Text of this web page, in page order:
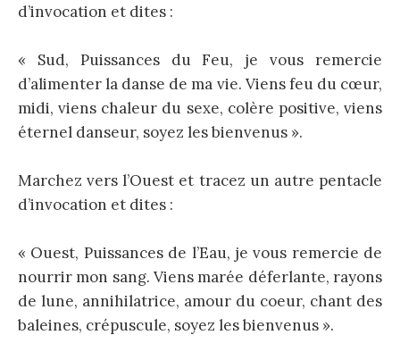
d’invocation et dites :
« Sud, Puissances du Feu, je vous remercie
d’alimenter la danse de ma vie. Viens feu du cœur,
midi, viens chaleur du sexe, colère positive, viens
éternel danseur, soyez les bienvenus ».
Marchez vers l’Ouest et tracez un autre pentacle
d’invocation et dites :
« Ouest, Puissances de l’Eau, je vous remercie de
nourrir mon sang. Viens marée déferlante, rayons
de lune, annihilatrice, amour du coeur, chant des
baleines, crépuscule, soyez les bienvenus ».